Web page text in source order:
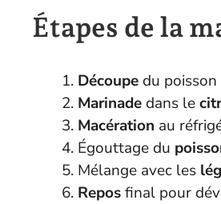
Étapes de la
Découpe du poisson
Marinade dans le
Macération au
Égouttage du
Mélange avec les
Reposfinal pour